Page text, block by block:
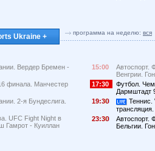
Ukraine + программа на неделю: вся
Вердер Бремен -
финала. Манчестер
2-я Бундеслига.
UFC Fight Night в
Гамрот - Куиллан
15:00
Автоспорт.
Венгрии.
17:30
Футбол.
Дармштадт
19:3
Теннис.
трансляция.
23:3
Автоспорт.
Бельгии.